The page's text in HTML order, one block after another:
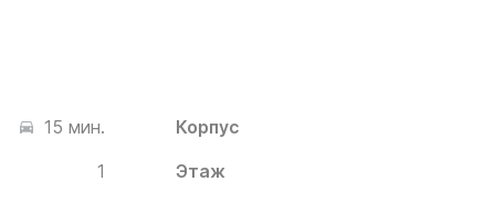
15 мин. Корпус
1 Этаж